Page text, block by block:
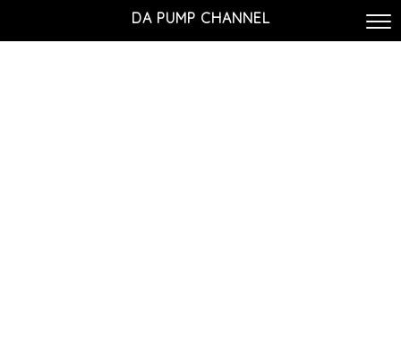
DA PUMP CHANNEL